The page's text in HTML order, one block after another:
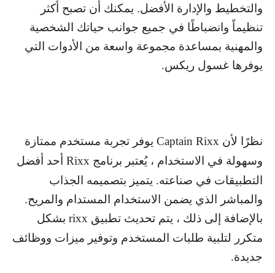
والتخطيط والإدارة الأفضل. يمكنك أن تصبح أكثر
تنظيماً وانضباطًا في جميع جوانب حياتك الشخصية
والمهنية بمساعدة مجموعة واسعة من الأدوات التي
يوفرها غسول ريكس.
نظرًا لأن Captain Rixx يوفر تجربة مستخدم ممتازة
وسهولة في الاستخدام ، يُعتبر برنامج Rixx أحد أفضل
التطبيقات في صناعته. يتميز بتصميمه الجذاب
والمباشر الذي يضمن الاستخدام المستدام والمريح.
بالإضافة إلى ذلك ، يتم تحديث تطبيق rixx بشكل
متكرر لتلبية طلبات المستخدم وتوفير ميزات ووظائف
جديدة.